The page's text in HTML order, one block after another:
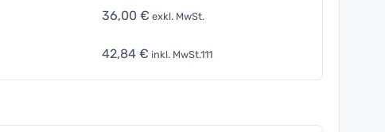
36,00 € exkl. MwSt.
42,84 € inkl. MwSt.111